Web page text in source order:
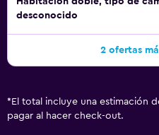
desconocido
2 ofertas
* El total incluye una estimación
pagar al hacer check-out.